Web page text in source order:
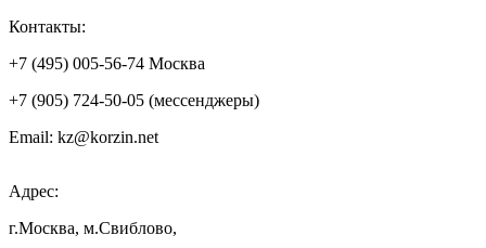
Контакты:
+7 (495) 005-56-74 Москва
+7 (905) 724-50-05 (мессенджеры)
Email: kz@korzin.net
Адрес:
г.Москва, м.Свиблово,